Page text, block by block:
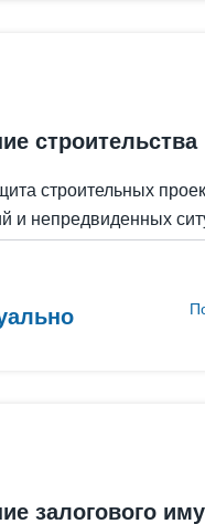
строительства
строительных
и непредвиденных
залогового